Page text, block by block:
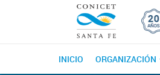
INICIO ORGANIZACIÓN